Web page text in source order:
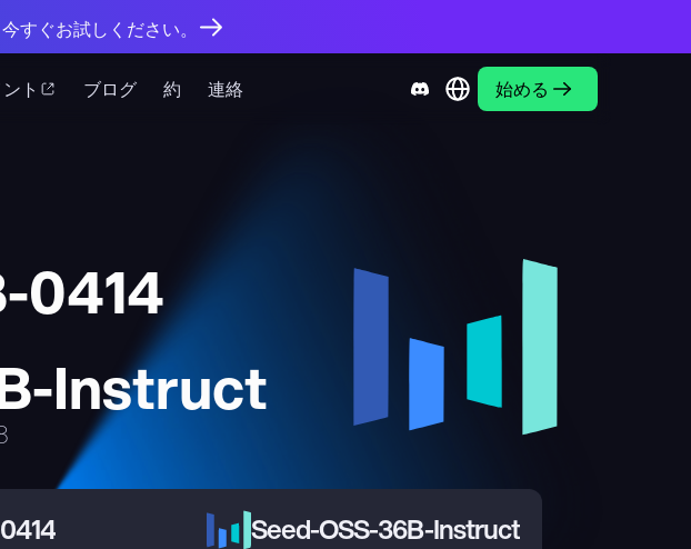
ト ブログ 約 連絡 始める
すぐお試しください。
0414
Instruct
Seed-OSS-36B-Instruct